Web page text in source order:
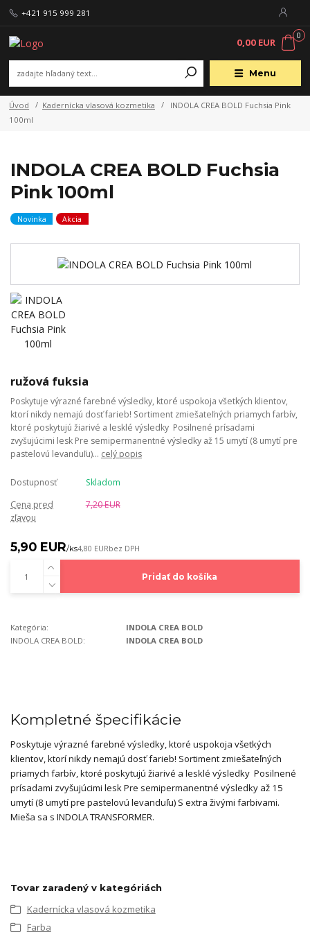
Menu
+421 915 999 281
0
0,00 EUR
Úvod Kadernícka vlasová kozmetika
INDOLA CREA BOLD Fuchsia Pink
100ml
INDOLA CREA BOLD Fuchsia
Pink 100ml
Novinka Akcia
ružová fuksia
Poskytuje výrazné farebné výsledky, ktoré uspokoja všetkých klientov,
ktorí nikdy nemajú dosť farieb!​ Sortiment zmiešateľných priamych farbív,
ktoré poskytujú žiarivé a lesklé výsledky ​ Posilnené prísadami
zvyšujúcimi lesk​ Pre semipermanentné výsledky až 15 umytí (8 umytí pre
pastelovú levanduľu)... celý popis
Dostupnosť
Skladom
Cena pred
zľavou
7,20 EUR
5,90 EUR/ks4,80 EURbez DPH
Pridať do košíka
Kategória:
INDOLA CREA BOLD
INDOLA CREA BOLD:
INDOLA CREA BOLD
Kompletné špecifikácie
Poskytuje výrazné farebné výsledky, ktoré uspokoja všetkých
klientov, ktorí nikdy nemajú dosť farieb!​ Sortiment zmiešateľných
priamych farbív, ktoré poskytujú žiarivé a lesklé výsledky ​ Posilnené
prísadami zvyšujúcimi lesk​ Pre semipermanentné výsledky až 15
umytí (8 umytí pre pastelovú levanduľu)​ S extra živými farbivami​.
Mieša sa s INDOLA TRANSFORMER.
Tovar zaradený v kategóriách
Kadernícka vlasová kozmetika
Farba